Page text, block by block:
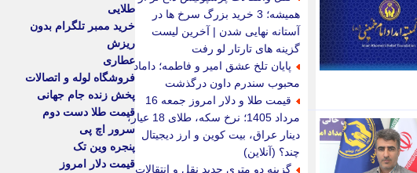
همیشه؛ 3 خرید بزرگ سرخ ها در
آستانه نهایی شدن | آخرین لیست
گزینه های تارتار لو رفت
پایان تلخ عشق امیر و فاطمه؛ داماد
محبوب سندرم داون درگذشت
قیمت طلا و دلار امروز جمعه 16
مرداد 1405؛ نرخ سکه، طلای 18 عیار،
دینار عراق، بیت کوین و ارز دیجیتال
چند؟ (آنلاین)
گزینه دو متری جدید نقل و انتقالات
طلایی
خرید ممبر تلگرام بدون
ریزش
عطاری
فروشگاه لوله و اتصالات
پخش زنده جام جهانی
قیمت طلا دست دوم
سرور اچ پی
پنجره وین تک
قیمت دلار امروز